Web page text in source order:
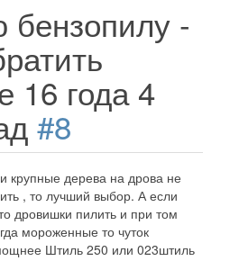
-
16 года 4
#8
крупные дерева на дрова не
, то лучший выбор. А если
дровишки пилить и при том
мороженные то чуток
Штиль 250 или 023штиль